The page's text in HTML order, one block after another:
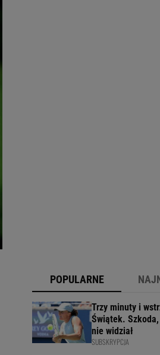
POPULARNE
Trzy minuty i
Świątek.
nie widział
SUBSKRYPCJA